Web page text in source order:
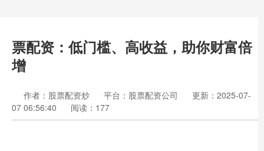
票配资：低门槛、高收益，助你财富倍
增
作者：股票配资炒 平台：股票配资公司
更新：2025-07-
07 06:56:40
阅读：177